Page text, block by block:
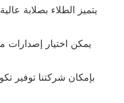
يتميز الطلاء بصلابة
يمكن اختيار إصدارات
بإمكان شركتنا توفير